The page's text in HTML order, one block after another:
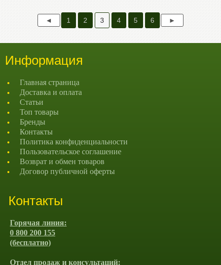
1 2 3 4 5 6
Информация
Главная страница
Доставка и оплата
Статьи
Топ товары
Бренды
Контакты
Политика конфиденциальности
Пользовательское соглашение
Возврат и обмен товаров
Договор публичной оферты
Контакты
Горячая линия:
0 800 200 155
(бесплатно)
Отдел продаж и консультаций: